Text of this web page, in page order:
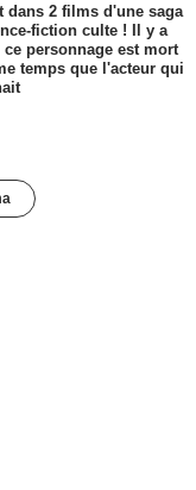
dans 2 films d'une saga
fiction culte ! Il y a
ce personnage est mort
temps que l'acteur qui